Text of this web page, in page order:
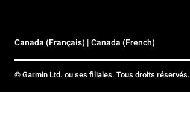
Canada (Français) | Canada (French)
© Garmin Ltd. ou ses filiales. Tous droits réservés.